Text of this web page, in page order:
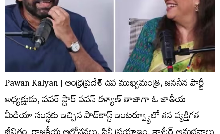
Pawan Kalyan | ఆంధ్రప్రదేశ్ ఉప ముఖ్యమంత్రి, జనసేన పార్టీ
అధ్యక్షుడు, పవర్ స్టార్ పవన్ కళ్యాణ్ తాజాగా ఓ జాతీయ
మీడియా సంస్థకు ఇచ్చిన పాడ్‌కాస్ట్ ఇంటర్వ్యూలో తన వ్యక్తిగత